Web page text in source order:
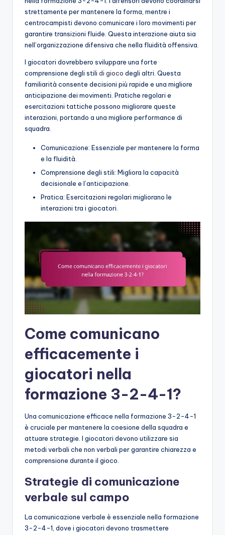
strettamente per mantenere la forma, mentre i
centrocampisti devono comunicare i loro movimenti per
garantire transizioni fluide. Questa interazione aiuta sia
nell’organizzazione difensiva che nella fluidità offensiva.
I giocatori dovrebbero sviluppare una forte
comprensione degli stili di gioco degli altri. Questa
familiarità consente decisioni più rapide e una migliore
anticipazione dei movimenti. Pratiche regolari e
esercitazioni tattiche possono migliorare queste
interazioni, portando a una migliore performance di
squadra.
Comunicazione: Essenziale per mantenere la forma
e la fluidità.
Comprensione degli stili: Migliora la capacità
decisionale e l’anticipazione.
Pratica: Esercitazioni regolari migliorano le
interazioni tra i giocatori.
Come comunicano
efficacemente i
giocatori nella
formazione 3-2-4-1?
Una comunicazione efficace nella formazione 3-2-4-1
è cruciale per mantenere la coesione della squadra e
attuare strategie. I giocatori devono utilizzare sia
metodi verbali che non verbali per garantire chiarezza e
comprensione durante il gioco.
Strategie di comunicazione
verbale sul campo
La comunicazione verbale è essenziale nella formazione
3-2-4-1, dove i giocatori devono trasmettere